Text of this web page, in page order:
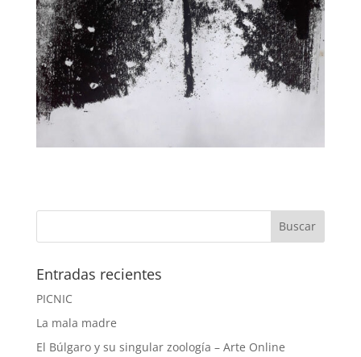
Entradas recientes
PICNIC
La mala madre
El Búlgaro y su singular zoología – Arte Online